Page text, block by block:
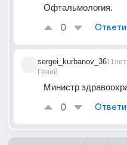
Офтальмология.
0
sergei_kurbanov_36
Гений
11лет
Министр
0